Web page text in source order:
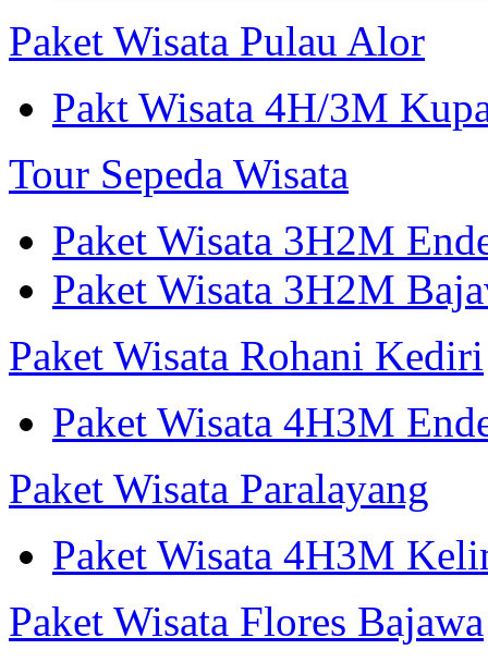
Paket Wisata Pulau Alor
Pakt Wisata 4H/3M
Tour Sepeda Wisata
Paket Wisata 3H2M
Paket Wisata 3H2M
Paket Wisata Rohani Kediri
Paket Wisata 4H3M
Paket Wisata Paralayang
Paket Wisata 4H3M
Paket Wisata Flores Bajawa